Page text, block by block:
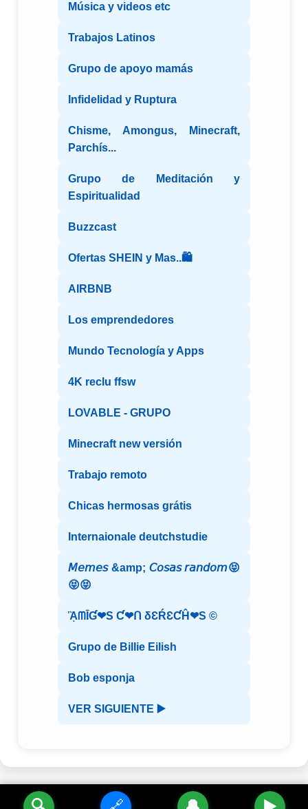
Música y videos etc
Trabajos Latinos
Grupo de apoyo mamás
Infidelidad y Ruptura
Chisme, Amongus, Minecraft,
Parchís...
Grupo de Meditación y
Espiritualidad
Buzzcast
Ofertas SHEIN y Mas..🛍️
AIRBNB
Los emprendedores
Mundo Tecnología y Apps
4K reclu ffsw
LOVABLE - GRUPO
Minecraft new versión
Trabajo remoto
Chicas hermosas grátis
Internaionale deutchstudie
𝘔𝘦𝘮𝘦𝘴 &amp; 𝘊𝘰𝘴𝘢𝘴 𝘳𝘢𝘯𝘥𝘰𝘮😝
😝😝
ᾋᗰĪƓ❤S Ƈ❤ᑎ δƐŔƐƇĤ❤S ©️
Grupo de Billie Eilish
Bob esponja
VER SIGUIENTE ▶️